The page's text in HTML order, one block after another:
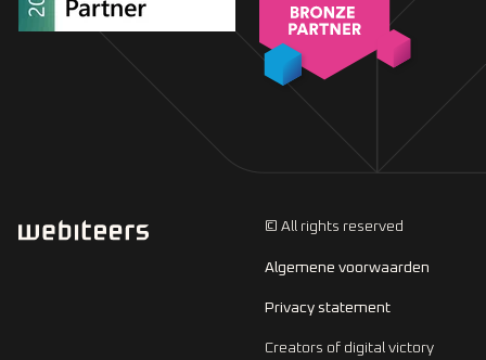
© All rights reserved
Algemene voorwaarden
Privacy statement
Creators of digital victory